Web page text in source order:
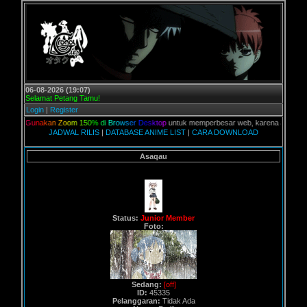
06-08-2026 (19:07)
Selamat Petang Tamu!
Login | Register
n Zoom 150% di Browser Desktop untuk memperbesar web, karena aslinya web ini
JADWAL RILIS | DATABASE ANIME LIST | CARA DOWNLOAD
Asaqau
Status: Junior Member
Foto:
Sedang: [off]
ID: 45335
Pelanggaran: Tidak Ada